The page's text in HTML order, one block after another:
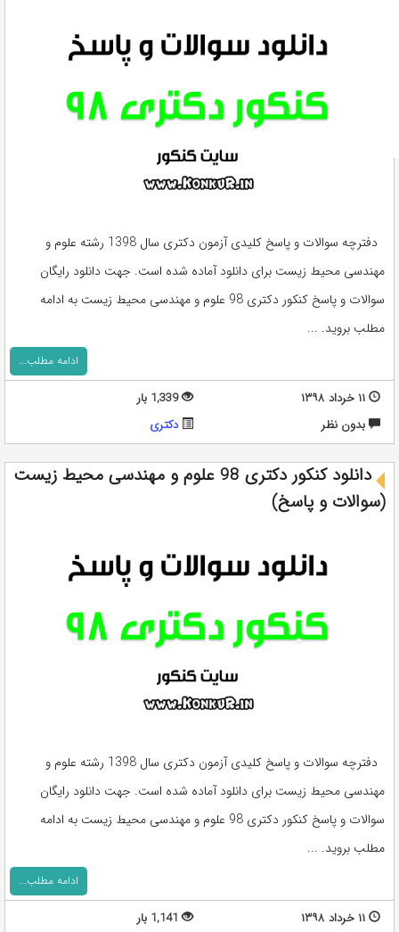
دفترچه سوالات و پاسخ کلیدی آزمون دکتری سال 1398 رشته علوم و
مهندسی محیط زیست برای دانلود آماده شده است. جهت دانلود رایگان
سوالات و پاسخ کنکور دکتری 98 علوم و مهندسی محیط زیست به ادامه
مطلب بروید. ...
ادامه مطلب...
۱۱ خرداد ۱۳۹۸
1,339 بار
بدون نظر
دکتری
دانلود کنکور دکتری 98 علوم و مهندسی محیط زیست
(سوالات و پاسخ)
دفترچه سوالات و پاسخ کلیدی آزمون دکتری سال 1398 رشته علوم و
مهندسی محیط زیست برای دانلود آماده شده است. جهت دانلود رایگان
سوالات و پاسخ کنکور دکتری 98 علوم و مهندسی محیط زیست به ادامه
مطلب بروید. ...
ادامه مطلب...
۱۱ خرداد ۱۳۹۸
1,141 بار